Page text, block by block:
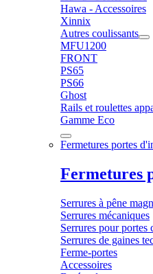
Hawa - Accessoires
Xinnix
Autres coulissants
MFU1200
FRONT
PS65
PS66
Ghost
Rails et roulettes
Gamme Eco
Fermetures portes
Fermetures
Serrures à pêne
Serrures mécaniques
Serrures pour portes
Serrures de gaines
Ferme-portes
Accessoires